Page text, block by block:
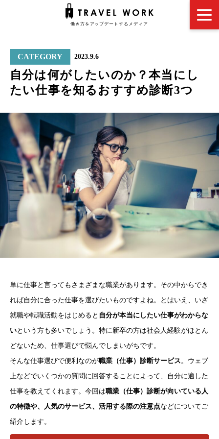
CATEGORY 2023.9.6
自分は何がしたいのか？本当にし
たい仕事を知るおすすめ診断3つ
単に仕事と言ってもさまざまな職業があります。その中からでき
れば自分に合った仕事を選びたいものですよね。とはいえ、いざ
就職や転職活動をはじめると 自分が本当にしたい仕事がわからな
いという方も多いでしょう。特に新卒の方は社会人経験がほとん
どないため、仕事選びで悩んでしまいがちです。
そんな仕事選びで便利なのが職業（仕事）診断サービス 。ウェブ
上などでいくつかの質問に回答することによって、自分に適した
仕事を教えてくれます。今回は職業（仕事）診断が向いている人
の特徴や、人気のサービス、活用する際の注意点などについてご
紹介します。